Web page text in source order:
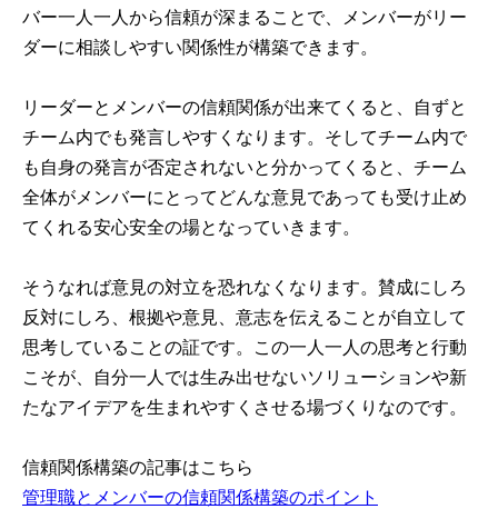
バー一人一人から信頼が深まることで、メンバーがリー
ダーに相談しやすい関係性が構築できます。
リーダーとメンバーの信頼関係が出来てくると、自ずと
チーム内でも発言しやすくなります。そしてチーム内で
も自身の発言が否定されないと分かってくると、チーム
全体がメンバーにとってどんな意見であっても受け止め
てくれる安心安全の場となっていきます。
そうなれば意見の対立を恐れなくなります。賛成にしろ
反対にしろ、根拠や意見、意志を伝えることが自立して
思考していることの証です。この一人一人の思考と行動
こそが、自分一人では生み出せないソリューションや新
たなアイデアを生まれやすくさせる場づくりなのです。
信頼関係構築の記事はこちら
管理職とメンバーの信頼関係構築のポイント